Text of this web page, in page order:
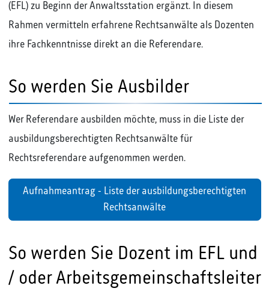
(EFL) zu Beginn der Anwaltsstation ergänzt. In diesem
Rahmen vermitteln erfahrene Rechtsanwälte als Dozenten
ihre Fachkenntnisse direkt an die Referendare.
So werden Sie Ausbilder
Wer Referendare ausbilden möchte, muss in die Liste der
ausbildungsberechtigten Rechtsanwälte für
Rechtsreferendare aufgenommen werden.
Aufnahmeantrag - Liste der ausbildungsberechtigten
Rechtsanwälte
So werden Sie Dozent im EFL und
/ oder Arbeitsgemeinschaftsleiter